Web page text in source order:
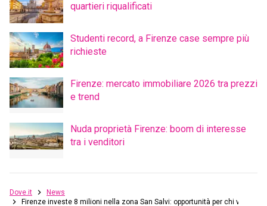
quartieri riqualificati
Studenti record, a Firenze case sempre più
richieste
Firenze: mercato immobiliare 2026 tra prezzi
e trend
Nuda proprietà Firenze: boom di interesse
tra i venditori
Dove.it
News
Firenze investe 8 milioni nella zona San Salvi: opportunità per chi vende